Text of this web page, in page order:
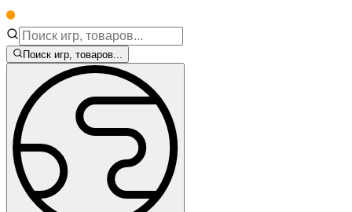
Поиск игр, товаров...